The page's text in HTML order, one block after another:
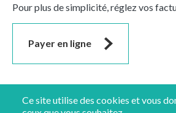
Ce site utilise des cookies et vous
Pour plus de simplicité, réglez vos
Payer en ligne
Suivez-nous